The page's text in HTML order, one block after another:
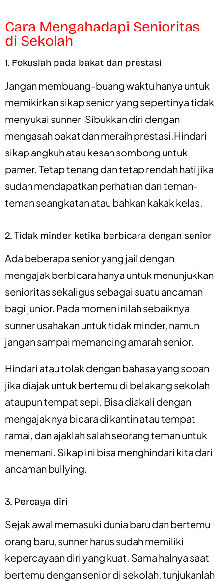
Cara Mengahadapi Senioritas
di Sekolah
1. Fokuslah pada bakat dan prestasi
Jangan membuang-buang waktu hanya untuk
memikirkan sikap senior yang sepertinya tidak
menyukai sunner. Sibukkan diri dengan
mengasah bakat dan meraih prestasi.Hindari
sikap angkuh atau kesan sombong untuk
pamer. Tetap tenang dan tetap rendah hati jika
sudah mendapatkan perhatian dari teman-
teman seangkatan atau bahkan kakak kelas.
2. Tidak minder ketika berbicara dengan senior
Ada beberapa senior yang jail dengan
mengajak berbicara hanya untuk menunjukkan
senioritas sekaligus sebagai suatu ancaman
bagi junior. Pada momen inilah sebaiknya
sunner usahakan untuk tidak minder, namun
jangan sampai memancing amarah senior.
Hindari atau tolak dengan bahasa yang sopan
jika diajak untuk bertemu di belakang sekolah
ataupun tempat sepi. Bisa diakali dengan
mengajak nya bicara di kantin atau tempat
ramai, dan ajaklah salah seorang teman untuk
menemani. Sikap ini bisa menghindari kita dari
ancaman bullying.
3. Percaya diri
Sejak awal memasuki dunia baru dan bertemu
orang baru, sunner harus sudah memiliki
kepercayaan diri yang kuat. Sama halnya saat
bertemu dengan senior di sekolah, tunjukanlah